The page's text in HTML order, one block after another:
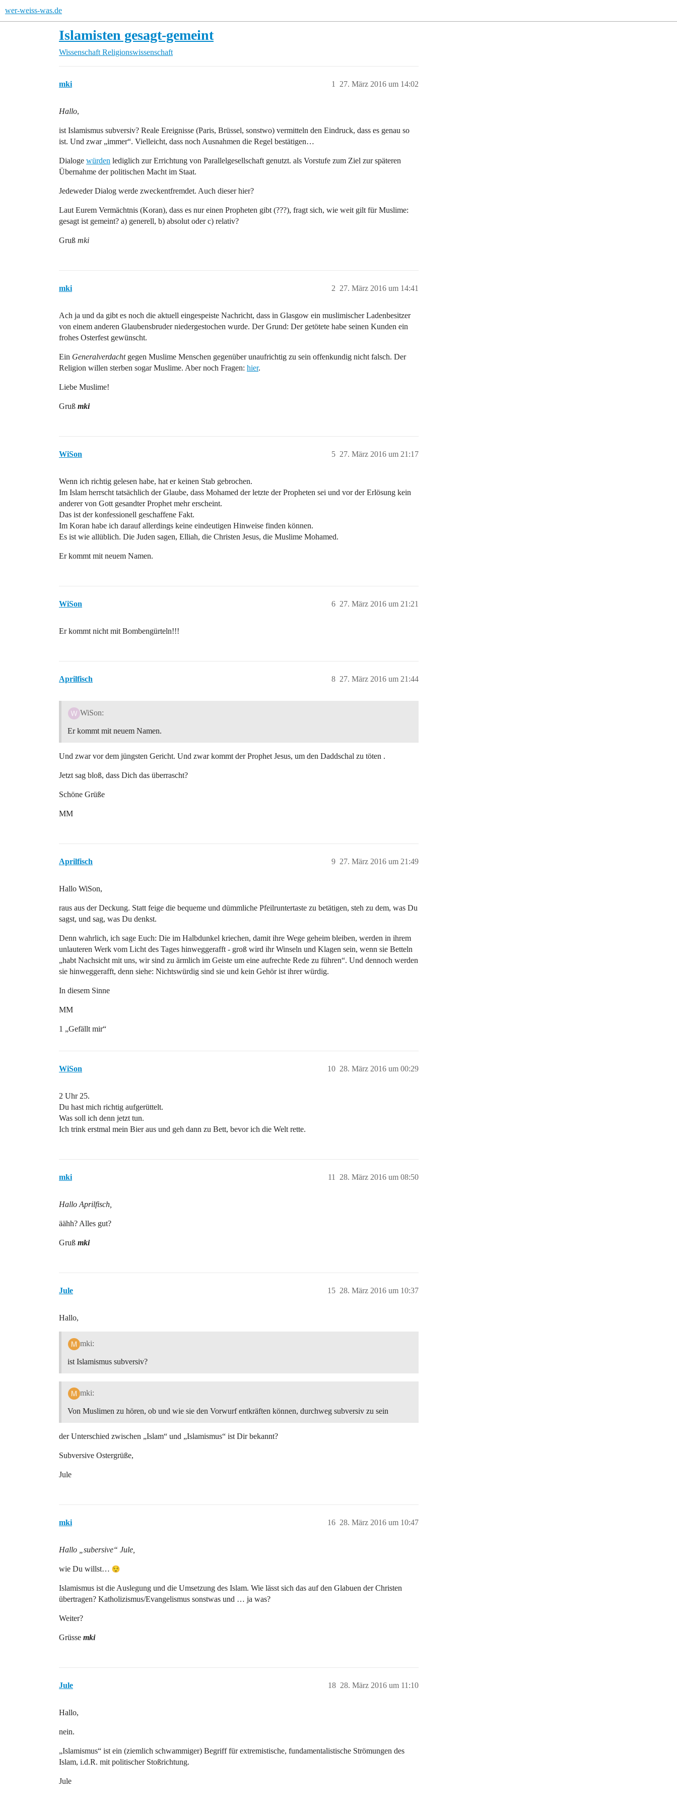
wer-weiss-was.de
Islamisten gesagt-gemeint
Wissenschaft Religionswissenschaft
mki 27. März 2016 um 14:02
1
Hallo,
ist Islamismus subversiv? Reale Ereignisse (Paris, Brüssel, sonstwo) vermitteln den Eindruck, dass es genau so
ist. Und zwar „immer“. Vielleicht, dass noch Ausnahmen die Regel bestätigen…
Dialoge würden lediglich zur Errichtung von Parallelgesellschaft genutzt. als Vorstufe zum Ziel zur späteren
Übernahme der politischen Macht im Staat.
Jedeweder Dialog werde zweckentfremdet. Auch dieser hier?
Laut Eurem Vermächtnis (Koran), dass es nur einen Propheten gibt (???), fragt sich, wie weit gilt für Muslime:
gesagt ist gemeint? a) generell, b) absolut oder c) relativ?
Gruß mki
mki 27. März 2016 um 14:41
2
Ach ja und da gibt es noch die aktuell eingespeiste Nachricht, dass in Glasgow ein muslimischer Ladenbesitzer
von einem anderen Glaubensbruder niedergestochen wurde. Der Grund: Der getötete habe seinen Kunden ein
frohes Osterfest gewünscht.
Ein Generalverdachtgegen Muslime Menschen gegenüber unaufrichtig zu sein offenkundig nicht falsch. Der
Religion willen sterben sogar Muslime. Aber noch Fragen: hier.
Liebe Muslime!
Gruß mki
WiSon 27. März 2016 um 21:17
5
Wenn ich richtig gelesen habe, hat er keinen Stab gebrochen.
Im Islam herrscht tatsächlich der Glaube, dass Mohamed der letzte der Propheten sei und vor der Erlösung kein
anderer von Gott gesandter Prophet mehr erscheint.
Das ist der konfessionell geschaffene Fakt.
Im Koran habe ich darauf allerdings keine eindeutigen Hinweise finden können.
Es ist wie allüblich. Die Juden sagen, Elliah, die Christen Jesus, die Muslime Mohamed.
Er kommt mit neuem Namen.
WiSon 27. März 2016 um 21:21
6
Er kommt nicht mit Bombengürteln!!!
Aprilfisch 27. März 2016 um 21:44
8
WiSon:
Er kommt mit neuem Namen.
Und zwar vor dem jüngsten Gericht. Und zwar kommt der Prophet Jesus, um den Daddschal zu töten .
Jetzt sag bloß, dass Dich das überrascht?
Schöne Grüße
MM
Aprilfisch 27. März 2016 um 21:49
9
Hallo WiSon,
raus aus der Deckung. Statt feige die bequeme und dümmliche Pfeilruntertaste zu betätigen, steh zu dem, was Du
sagst, und sag, was Du denkst.
Denn wahrlich, ich sage Euch: Die im Halbdunkel kriechen, damit ihre Wege geheim bleiben, werden in ihrem
unlauteren Werk vom Licht des Tages hinweggerafft - groß wird ihr Winseln und Klagen sein, wenn sie Betteln
„habt Nachsicht mit uns, wir sind zu ärmlich im Geiste um eine aufrechte Rede zu führen“. Und dennoch werden
sie hinweggerafft, denn siehe: Nichtswürdig sind sie und kein Gehör ist ihrer würdig.
In diesem Sinne
MM
1 „Gefällt mir“
WiSon 28. März 2016 um 00:29
10
2 Uhr 25.
Du hast mich richtig aufgerüttelt.
Was soll ich denn jetzt tun.
Ich trink erstmal mein Bier aus und geh dann zu Bett, bevor ich die Welt rette.
mki 28. März 2016 um 08:50
11
Hallo Aprilfisch,
äähh? Alles gut?
Gruß mki
Jule 28. März 2016 um 10:37
15
Hallo,
mki:
ist Islamismus subversiv?
mki:
Von Muslimen zu hören, ob und wie sie den Vorwurf entkräften können, durchweg subversiv zu sein
der Unterschied zwischen „Islam“ und „Islamismus“ ist Dir bekannt?
Subversive Ostergrüße,
Jule
mki 28. März 2016 um 10:47
16
Hallo „subersive“ Jule,
wie Du willst…
Islamismus ist die Auslegung und die Umsetzung des Islam. Wie lässt sich das auf den Glabuen der Christen
übertragen? Katholizismus/Evangelismus sonstwas und … ja was?
Weiter?
Grüsse mki
Jule 28. März 2016 um 11:10
18
Hallo,
nein.
„Islamismus“ ist ein (ziemlich schwammiger) Begriff für extremistische, fundamentalistische Strömungen des
Islam, i.d.R. mit politischer Stoßrichtung.
Jule